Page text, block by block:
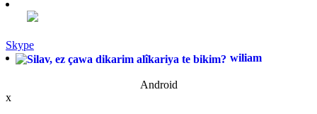
Skype
wiliam
Android
x